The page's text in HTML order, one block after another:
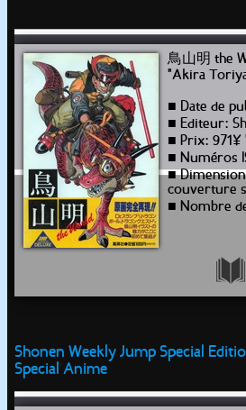
鳥山明 the
"Akira
■ Date de
■ Editeur:
■ Prix: 971¥
■ Numéros
■
couverture
■ Nombre
Shonen Weekly Jump Special
Special Anime